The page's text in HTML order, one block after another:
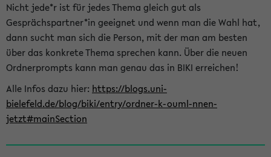
Nicht jede*r ist für jedes Thema gleich gut als
Gesprächspartner*in geeignet und wenn man die Wahl hat,
dann sucht man sich die Person, mit der man am besten
über das konkrete Thema sprechen kann. Über die neuen
Ordnerprompts kann man genau das in BIKI erreichen!
Alle Infos dazu hier: https://blogs.uni-
bielefeld.de/blog/biki/entry/ordner-k-ouml-nnen-
jetzt#mainSection